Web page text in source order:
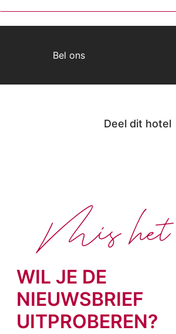
Bel ons
Deel dit hotel
WIL JE DE
NIEUWSBRIEF
UITPROBEREN?
Mis het